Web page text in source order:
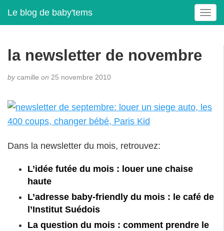
Le blog de baby'tems
T
o
i
la newsletter de novembre
bycamille on 25 novembre 2010
Dans la newsletter du mois, retrouvez:
L’idée futée du mois : louer une chaise
haute
L’adresse baby-friendly du mois : le café de
l’Institut Suédois
La question du mois : comment prendre le